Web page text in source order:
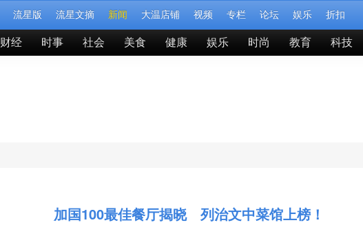
流星版 流星文摘 新闻 大温店铺 视频 专栏 论坛 娱乐 折扣
财经 时事 社会 美食 健康 娱乐 时尚 教育 科技
加国100最佳餐厅揭晓 列治文中菜馆上榜！